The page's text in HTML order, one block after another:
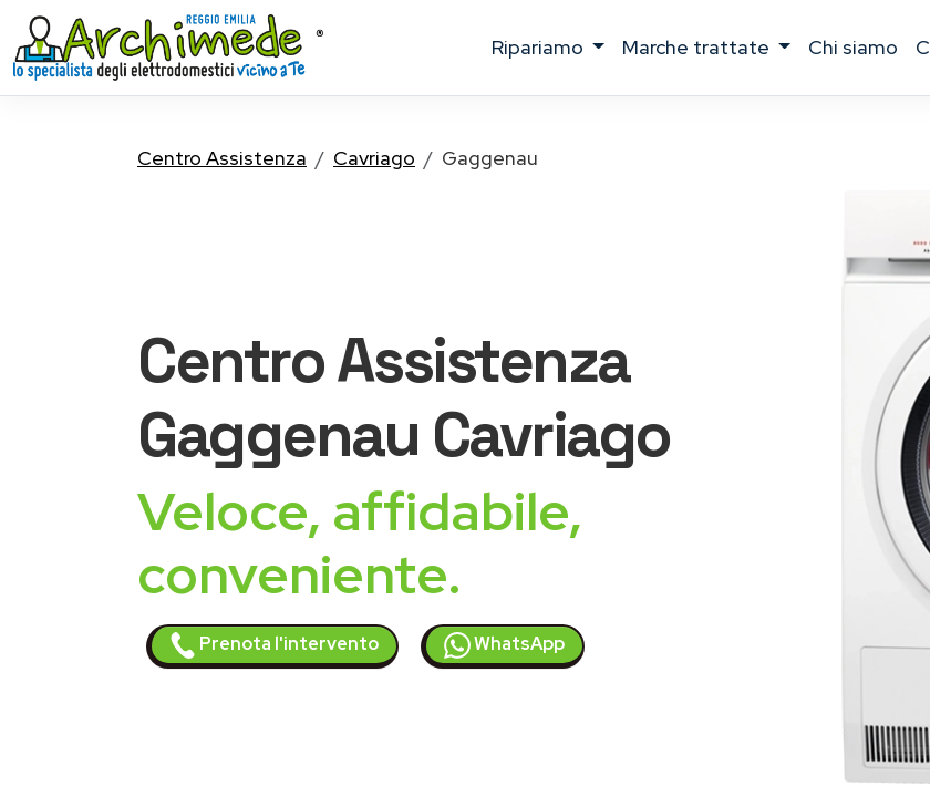
ripariamo marche trattate chi siamo
Centro Assistenza Cavriago Gaggenau
Centro Assistenza
Gaggenau Cavriago
Veloce, affidabile,
conveniente.
Prenota l'intervento WhatsApp